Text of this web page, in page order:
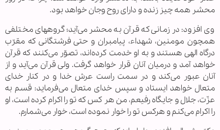
محشر همه چیز زنده و دارای روح وجان خواهد بود.
وی افزود: در زمانی که قرآن به محشر می‌آید؛ گروههای مختلفی
همچون مومنین، شهداء، پیامبران و حتی فرشتگانی که مقرّب
درگاه الهی هستند و به او خدمت کرده‌اند، تصوّر می‌کنند که قرآن
خواهد آمد و درمیان آنان قرار خواهد گرفت. ولی قرآن می‌آید و از
آنان عبور می‌کند و در سمت راست عرش خدا و در کنار خدای
متعال خواهد ایستاد و سپس خدای متعال می‌فرماید: قسم به
عزّت، جلال و جایگاه رفیعم، من هر کس که تو را اکرام کرده است، او
را اکرام می‌کنم و هرکس تو را خوار نموده است، خوار می‌شمارم.